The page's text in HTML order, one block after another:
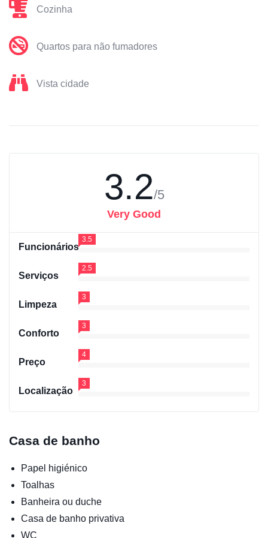
Cozinha
Quartos para não fumadores
Vista cidade
3.2/5
Very Good
Funcionários
3.5
Serviços
2.5
Limpeza
3
Conforto
3
Preço
4
Localização
3
Casa de banho
Papel higiénico
Toalhas
Banheira ou duche
Casa de banho privativa
WC